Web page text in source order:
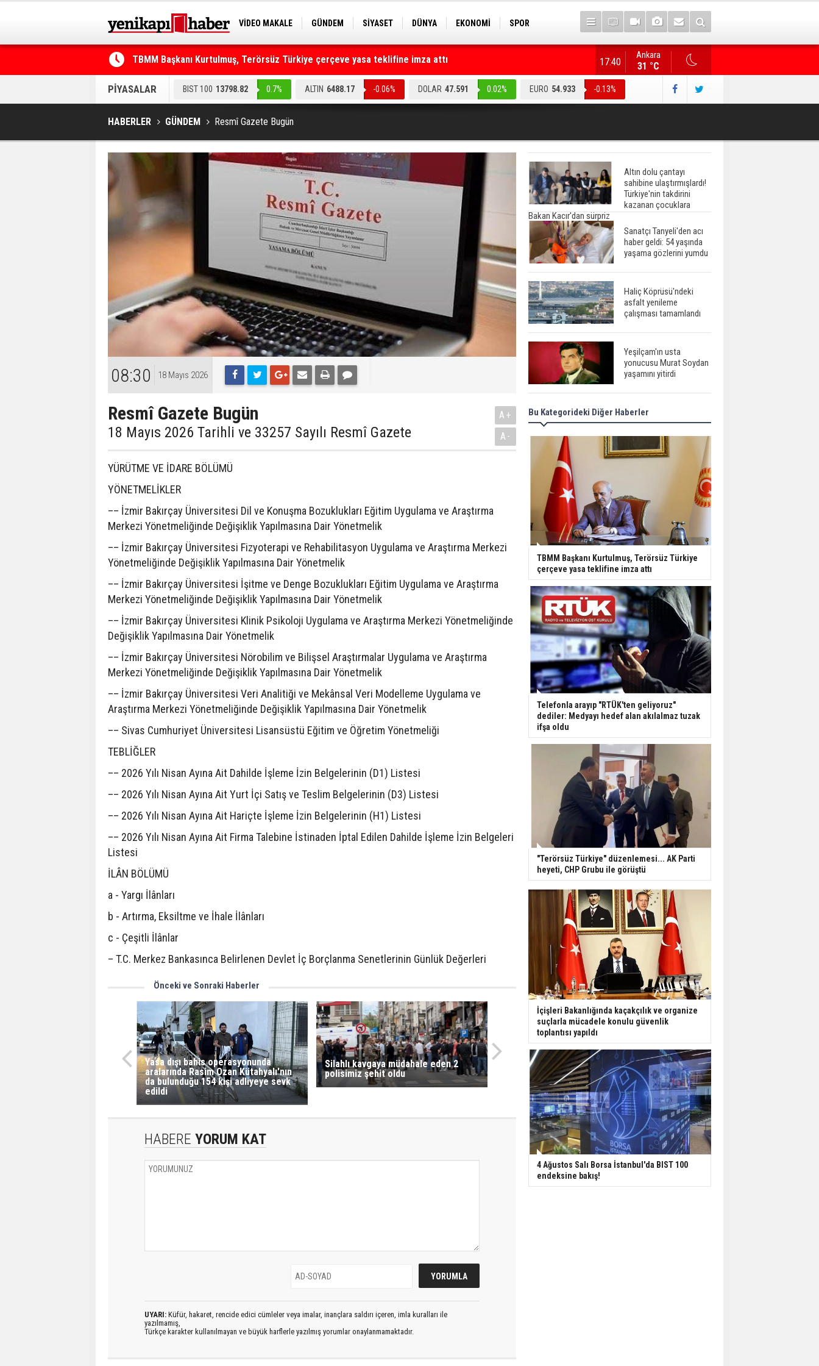
VİDEO MAKALE GÜNDEM SİYASET DÜNYA EKONOMİ
SPOR
TBMM Başkanı Kurtulmuş, Terörsüz Türkiye çerçeve yasa teklifine imza attı
Telefonla arayıp "RTÜK'ten geliyoruz" dediler: Medyayı hedef alan akılalmaz tuzak ifşa oldu
"Terörsüz Türkiye" düzenlemesi... AK Parti heyeti,
Ankara
31 °C
17:40
PİYASALAR BIST 100 13798.82 0.7% ALTIN 6488.17 -0.06% DOLAR 47.591 0.02% EURO 54.933 -0.13%
HABERLER GÜNDEM Resmî Gazete Bugün
08:30 18 Mayıs 2026
Resmî Gazete Bugün
18 Mayıs 2026 Tarihli ve 33257 Sayılı Resmî Gazete
A+
A-
YÜRÜTME VE İDARE BÖLÜMÜ
YÖNETMELİKLER
–– İzmir Bakırçay Üniversitesi Dil ve Konuşma Bozuklukları Eğitim Uygulama ve Araştırma
Merkezi Yönetmeliğinde Değişiklik Yapılmasına Dair Yönetmelik
–– İzmir Bakırçay Üniversitesi Fizyoterapi ve Rehabilitasyon Uygulama ve Araştırma Merkezi
Yönetmeliğinde Değişiklik Yapılmasına Dair Yönetmelik
–– İzmir Bakırçay Üniversitesi İşitme ve Denge Bozuklukları Eğitim Uygulama ve Araştırma
Merkezi Yönetmeliğinde Değişiklik Yapılmasına Dair Yönetmelik
–– İzmir Bakırçay Üniversitesi Klinik Psikoloji Uygulama ve Araştırma Merkezi Yönetmeliğinde
Değişiklik Yapılmasına Dair Yönetmelik
–– İzmir Bakırçay Üniversitesi Nörobilim ve Bilişsel Araştırmalar Uygulama ve Araştırma
Merkezi Yönetmeliğinde Değişiklik Yapılmasına Dair Yönetmelik
–– İzmir Bakırçay Üniversitesi Veri Analitiği ve Mekânsal Veri Modelleme Uygulama ve
Araştırma Merkezi Yönetmeliğinde Değişiklik Yapılmasına Dair Yönetmelik
–– Sivas Cumhuriyet Üniversitesi Lisansüstü Eğitim ve Öğretim Yönetmeliği
TEBLİĞLER
–– 2026 Yılı Nisan Ayına Ait Dahilde İşleme İzin Belgelerinin (D1) Listesi
–– 2026 Yılı Nisan Ayına Ait Yurt İçi Satış ve Teslim Belgelerinin (D3) Listesi
–– 2026 Yılı Nisan Ayına Ait Hariçte İşleme İzin Belgelerinin (H1) Listesi
–– 2026 Yılı Nisan Ayına Ait Firma Talebine İstinaden İptal Edilen Dahilde İşleme İzin Belgeleri
Listesi
İLÂN BÖLÜMÜ
a - Yargı İlânları
b - Artırma, Eksiltme ve İhale İlânları
c - Çeşitli İlânlar
– T.C. Merkez Bankasınca Belirlenen Devlet İç Borçlanma Senetlerinin Günlük Değerleri
Önceki ve Sonraki Haberler
Yasa dışı bahis operasyonunda
aralarında Rasim Ozan Kütahyalı'nın
da bulunduğu 154 kişi adliyeye sevk
edildi
Silahlı kavgaya müdahale eden 2
polisimiz şehit oldu
HABERE YORUM KAT
UYARI: Küfür, hakaret, rencide edici cümleler veya imalar, inançlara saldırı içeren, imla kuralları ile
yazılmamış,
Türkçe karakter kullanılmayan ve büyük harflerle yazılmış yorumlar onaylanmamaktadır.
Altın dolu çantayı
sahibine ulaştırmışlardı!
Türkiye'nin takdirini
kazanan çocuklara
Bakan Kacır'dan sürpriz
Sanatçı Tanyeli'den acı
haber geldi: 54 yaşında
yaşama gözlerini yumdu
Haliç Köprüsü'ndeki
asfalt yenileme
çalışması tamamlandı
Yeşilçam'ın usta
yonucusu Murat Soydan
yaşamını yitirdi
Meral Akşener ile
Müsavat Dervişoğlu
cenazede görüntülendi
29 Mayıs okullar tatil mi?
Bilim kurgu
gerçekleşiyor...
Dondurulmuş insanları
hayata döndürecek keşif
Ünlü türkücü Mahmut
Tuncer estetik
operasyon geçirdi: Son
hali gündem oldu
Yerli turist 229,7 milyar
lira seyahat harcaması
yaptı
Gazze'deki Sağlık
Vahşetin pençesinde 2
salgın vaka tespit edildi
Bu Kategorideki Diğer Haberler
TBMM Başkanı Kurtulmuş, Terörsüz Türkiye
çerçeve yasa teklifine imza attı
Telefonla arayıp "RTÜK'ten geliyoruz"
dediler: Medyayı hedef alan akılalmaz tuzak
ifşa oldu
"Terörsüz Türkiye" düzenlemesi... AK Parti
heyeti, CHP Grubu ile görüştü
İçişleri Bakanlığında kaçakçılık ve organize
suçlarla mücadele konulu güvenlik
toplantısı yapıldı
4 Ağustos Salı Borsa İstanbul'da BIST 100
endeksine bakış!